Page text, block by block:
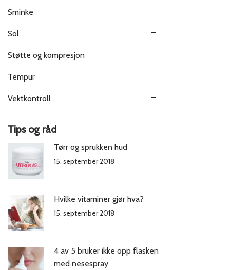
Sminke
Sol
Støtte og kompresjon
Tempur
Vektkontroll
Tips og råd
Tørr og sprukken hud
15. september 2018
Hvilke vitaminer gjør hva?
15. september 2018
4 av 5 bruker ikke opp flasken
med nesespray